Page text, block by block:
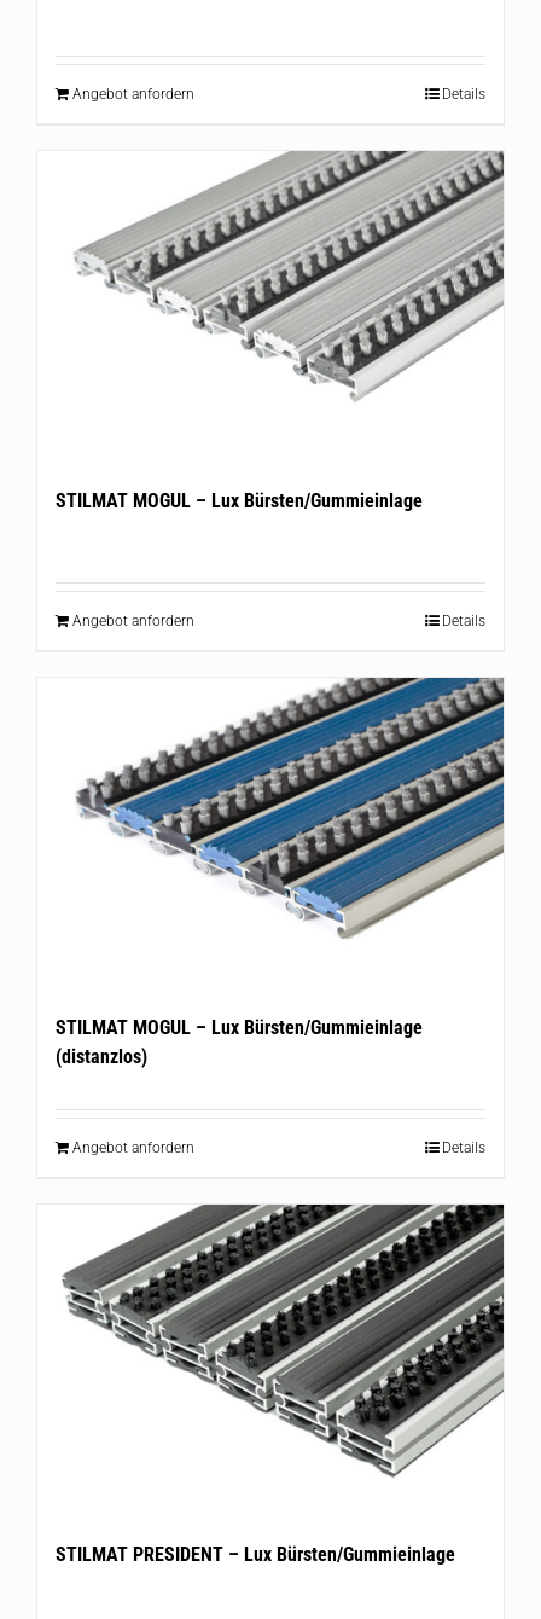
Angebot anfordern Details
STILMAT MOGUL – Lux Bürsten/Gummieinlage
Angebot anfordern Details
STILMAT MOGUL – Lux Bürsten/Gummieinlage
(distanzlos)
Angebot anfordern Details
STILMAT PRESIDENT – Lux Bürsten/Gummieinlage